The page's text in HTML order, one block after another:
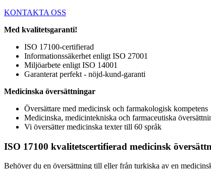
KONTAKTA OSS
Med kvalitetsgaranti!
ISO 17100-certifierad
Informationssäkerhet enligt ISO 27001
Miljöarbete enligt ISO 14001
Garanterat perfekt - nöjd-kund-garanti
Medicinska översättningar
Översättare med medicinsk och farmakologisk kompetens
Medicinska, medicintekniska och farmaceutiska
Vi översätter medicinska texter till 60 språk
ISO 17100 kvalitetscertifierad medicinsk
Behöver du en översättning till eller från turkiska av en